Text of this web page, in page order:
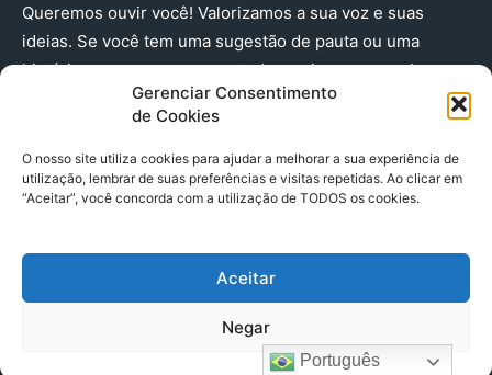
Gerenciar Consentimento
de Cookies
O nosso site utiliza cookies para ajudar a melhorar a sua experiência de
utilização, lembrar de suas preferências e visitas repetidas. Ao clicar em
“Aceitar”, você concorda com a utilização de TODOS os cookies.
Aceitar
Negar
Queremos ouvir você! Valorizamos a sua voz e suas
ideias. Se você tem uma sugestão de pauta ou uma
história que merece ser contada, envie-nos agora!
(91) 98224 - 3111
© 2025 A Província do Pará CNPJ: 04.901.141/0001-36 End .
Trav. Quintino Bocaiuva 2301, Ed. Rogério Fernandez – Sala
2701- Cremação – CEP 66045.315
Português